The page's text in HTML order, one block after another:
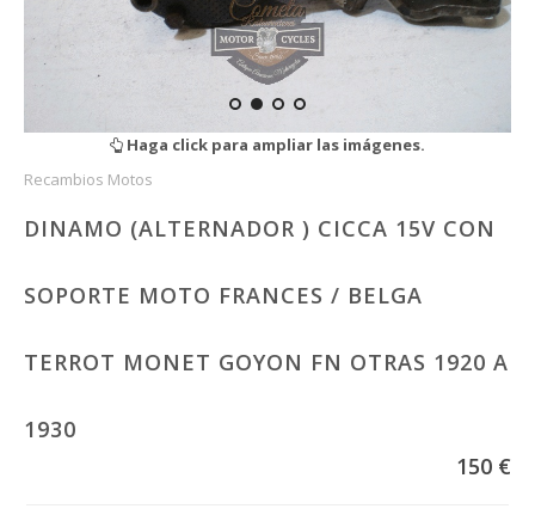
Haga click para ampliar las imágenes.
Recambios Motos
DINAMO (ALTERNADOR ) CICCA 15V CON
SOPORTE MOTO FRANCES / BELGA
TERROT MONET GOYON FN OTRAS 1920 A
1930
150 €